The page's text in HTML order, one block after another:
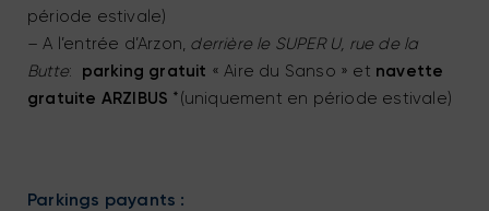
période estivale)
– A l’entrée d’Arzon, derrière le SUPER U, rue de la
Butte: parking gratuit « Aire du Sanso » et navette
gratuite ARZIBUS *(uniquement en période estivale)
Parkings payants :